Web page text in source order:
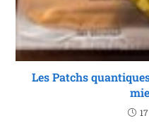
Les Patchs